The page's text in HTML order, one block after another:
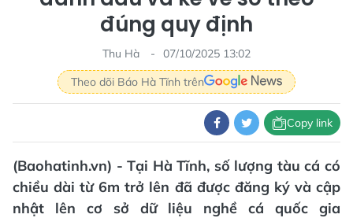
đúng quy định
Thu Hà
07/10/2025 13:02
Theo dõi Báo Hà Tĩnh trên
Copy link
(Baohatinh.vn) - Tại Hà Tĩnh, số lượng tàu cá có
chiều dài từ 6m trở lên đã được đăng ký và cập
nhật lên cơ sở dữ liệu nghề cá quốc gia